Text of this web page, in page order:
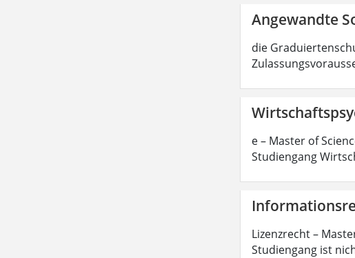
Angewandte
die
e – Master of
Studiengang
Lizenzrecht –
Studiengang ist